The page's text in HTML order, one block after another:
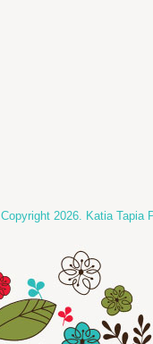
Copyright 2026. Katia Tapia